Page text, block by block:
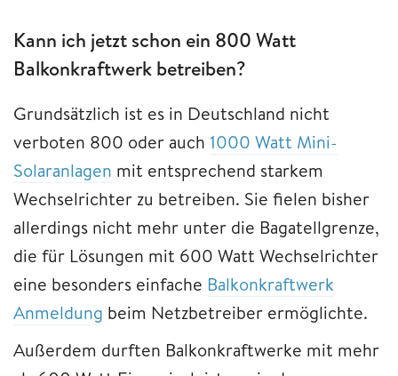
Kann ich jetzt schon ein 800 Watt
Balkonkraftwerk betreiben?
Grundsätzlich ist es in Deutschland nicht
verboten 800 oder auch 1000 Watt Mini-
Solaranlagen mit entsprechend starkem
Wechselrichter zu betreiben. Sie fielen bisher
allerdings nicht mehr unter die Bagatellgrenze,
die für Lösungen mit 600 Watt Wechselrichter
eine besonders einfache Balkonkraftwerk
Anmeldung beim Netzbetreiber ermöglichte.
Außerdem durften Balkonkraftwerke mit mehr